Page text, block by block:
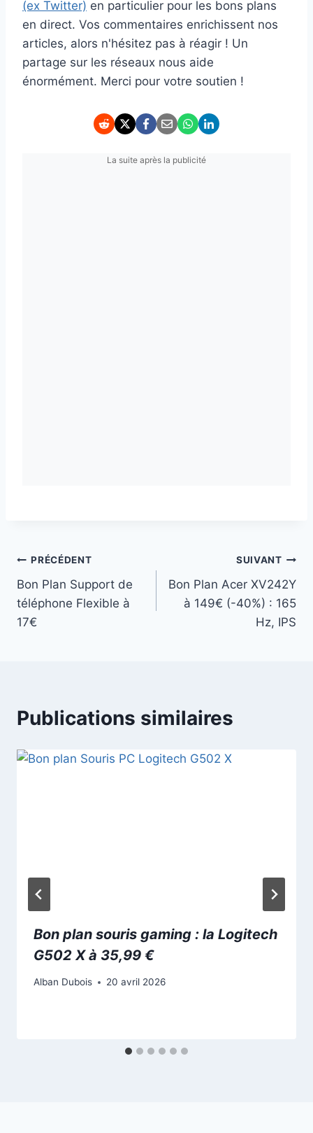
(ex Twitter) en particulier pour les bons plans
en direct. Vos commentaires enrichissent nos
articles, alors n'hésitez pas à réagir ! Un
partage sur les réseaux nous aide
énormément. Merci pour votre soutien !
La suite après la publicité
Navigation
de
l’article
PRÉCÉDENT
Bon Plan Support de
téléphone Flexible à
17€
SUIVANT
Bon Plan Acer XV242Y
à 149€ (-40%) : 165
Hz, IPS
Publications similaires
Bon plan souris gaming : la Logitech
G502 X à 35,99 €
Alban Dubois 20 avril 2026